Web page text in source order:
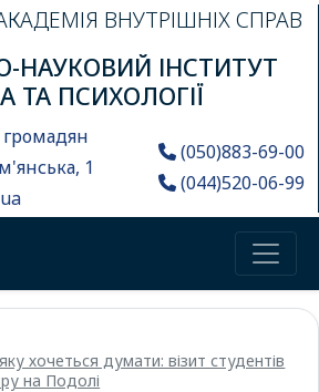
ВНУТРІШНІХ СПРАВ
НАУКОВИЙ ІНСТИТУТ
ТА ПСИХОЛОГІЇ
1
(050)883-69-00
(044)520-06-99
хочеться думати: візит студентів
на Подолі